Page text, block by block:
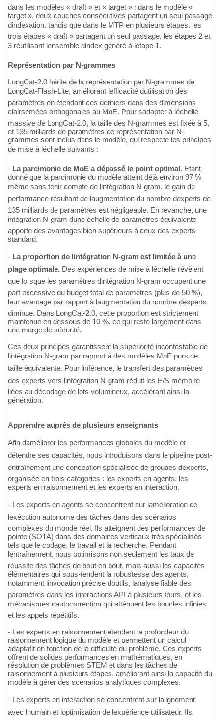
dans les modèles « draft » et « target » : dans le modèle «
target », deux couches consécutives partagent un seul passage
dindexation, tandis que dans le MTP en plusieurs étapes, les
trois étapes « draft » partagent un seul passage, les étapes 2 et
3 réutilisant lensemble dindex généré à létape 1.
Représentation par N-grammes
LongCat-2.0 hérite de la représentation par N-grammes de
LongCat-Flash-Lite, améliorant lefficacité dutilisation des
paramètres en étendant ces derniers dans des dimensions
clairsemées orthogonales au MoE. Pour sadapter à léchelle
massive de LongCat-2.0, la taille des N-grammes est fixée à 5,
et 135 milliards de paramètres de représentation par N-
grammes sont inclus dans le modèle, qui respecte les principes
de mise à léchelle suivants :
- La parcimonie de MoE a dépassé le point optimal. Étant
donné que la parcimonie du modèle atteint déjà environ 97 %
même sans tenir compte de lintégration N-gram, le gain de
performance résultant de laugmentation du nombre dexperts de
135 milliards de paramètres est négligeable. En revanche, une
intégration N-gram dune échelle de paramètres équivalente
apporte des avantages bien supérieurs à ceux des experts
standard.
- La proportion de lintégration N-gram est limitée à une
plage optimale. Des expériences de mise à léchelle révèlent
que lorsque les paramètres dintégration N-gram occupent une
part excessive du budget total de paramètres (plus de 50 %),
leur avantage par rapport à laugmentation du nombre dexperts
diminue. Dans LongCat-2.0, cette proportion est strictement
maintenue en dessous de 10 %, ce qui reste largement dans
une marge de sécurité.
Ces deux principes garantissent la supériorité incontestable de
lintégration N-gram par rapport à des modèles MoE purs de
taille équivalente. Pour linférence, le transfert des paramètres
des experts vers lintégration N-gram réduit les E/S mémoire
liées au décodage de lots volumineux, accélérant ainsi la
génération.
Apprendre auprès de plusieurs enseignants
Afin daméliorer les performances globales du modèle et
détendre ses capacités, nous introduisons dans le pipeline post-
entraînement une conception spécialisée de groupes dexperts,
organisée en trois catégories : les experts en agents, les
experts en raisonnement et les experts en interaction.
- Les experts en agents se concentrent sur lamélioration de
lexécution autonome des tâches dans des scénarios
complexes du monde réel. Ils atteignent des performances de
pointe (SOTA) dans des domaines verticaux très spécialisés
tels que le codage, le travail et la recherche. Pendant
lentraînement, nous optimisons non seulement les taux de
réussite des tâches de bout en bout, mais aussi les capacités
élémentaires qui sous-tendent la robustesse des agents,
notamment linvocation précise doutils, lanalyse fiable des
paramètres dans les interactions API à plusieurs tours, et les
mécanismes dautocorrection qui atténuent les boucles infinies
et les appels répétitifs.
- Les experts en raisonnement étendent la profondeur du
raisonnement logique du modèle et permettent un calcul
adaptatif en fonction de la difficulté du problème. Ces experts
offrent de solides performances en mathématiques, en
résolution de problèmes STEM et dans les tâches de
raisonnement à plusieurs étapes, améliorant ainsi la capacité du
modèle à gérer des scénarios analytiques complexes.
- Les experts en interaction se concentrent sur lalignement
avec lhumain et loptimisation de lexpérience utilisateur. Ils